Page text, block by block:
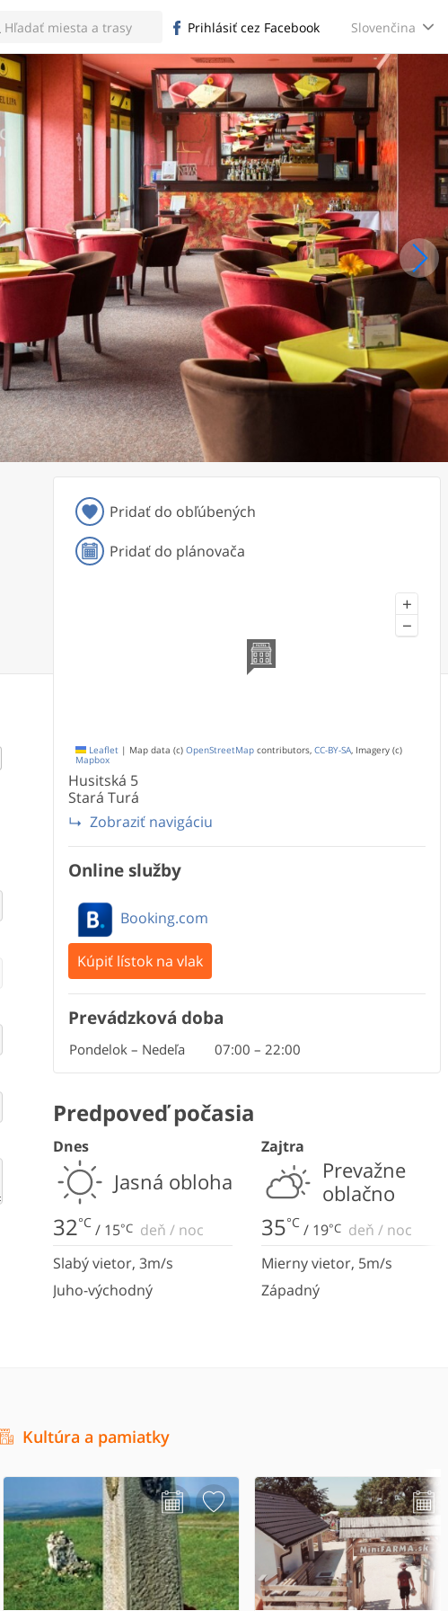
Prihlásiť cez Facebook Slovenčina
Pridať do obľúbených
Pridať do plánovača
+
−
Leaflet | Map data (c) OpenStreetMap contributors, CC-BY-SA , Imagery (c)
Mapbox
Husitská 5
Stará Turá
Zobraziť navigáciu
Online služby
Booking.com
Kúpiť lístok na vlak
Prevádzková doba
Pondelok – Nedeľa 07:00 – 22:00
Predpoveď počasia
Dnes
Jasná obloha
32°C / 15°C deň / noc
Slabý vietor, 3m/s
Juho-východný
Zajtra
Prevažne
oblačno
35°C / 19°C deň / noc
Mierny vietor, 5m/s
Západný
Kultúra a pamiatky